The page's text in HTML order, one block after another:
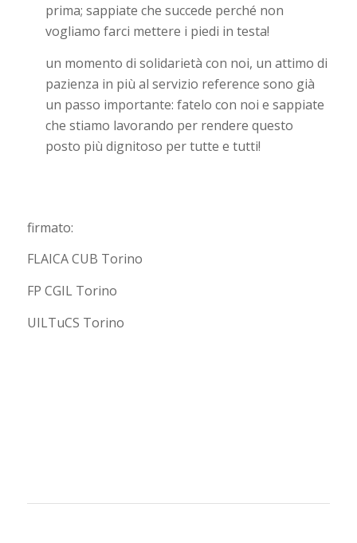
prima; sappiate che succede perché non
vogliamo farci mettere i piedi in testa!
un momento di solidarietà con noi, un attimo di
pazienza in più al servizio reference sono già
un passo importante: fatelo con noi e sappiate
che stiamo lavorando per rendere questo
posto più dignitoso per tutte e tutti!
firmato:
FLAICA CUB Torino
FP CGIL Torino
UILTuCS Torino